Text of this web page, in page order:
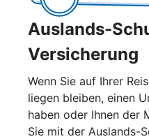
Auslands-
Versicherung
Wenn Sie auf Ihrer
liegen bleiben, einen
haben oder Ihnen der
Sie mit der Auslands-